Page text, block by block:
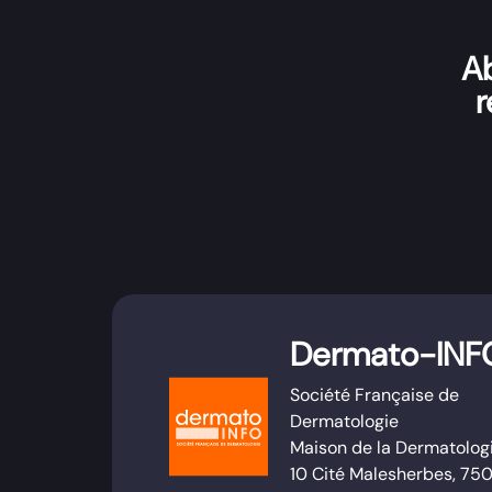
Dermato-
Société Française de
Dermatologie
Maison de la
10 Cité Malesherbes,